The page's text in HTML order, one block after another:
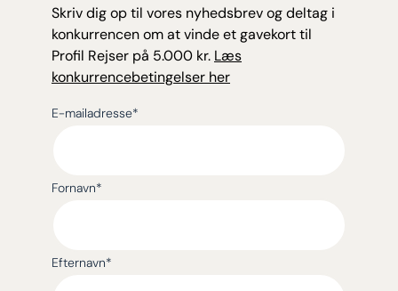
Skriv dig op til vores nyhedsbrev og deltag i
konkurrencen om at vinde et gavekort til
Profil Rejser på 5.000 kr. Læs
konkurrencebetingelser her
E-mailadresse*
Fornavn*
Efternavn*